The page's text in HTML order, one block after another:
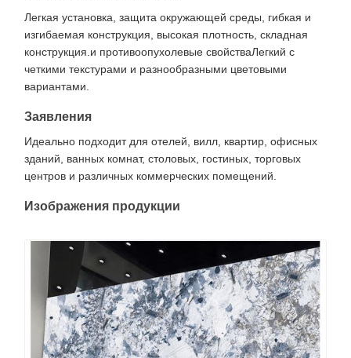
Легкая установка, защита окружающей среды, гибкая и
изгибаемая конструкция, высокая плотность, складная
конструкция.и противоопухолевые свойстваЛегкий с
четкими текстурами и разнообразными цветовыми
вариантами.
Заявления
Идеально подходит для отелей, вилл, квартир, офисных
зданий, ванных комнат, столовых, гостиных, торговых
центров и различных коммерческих помещений.
Изображения продукции